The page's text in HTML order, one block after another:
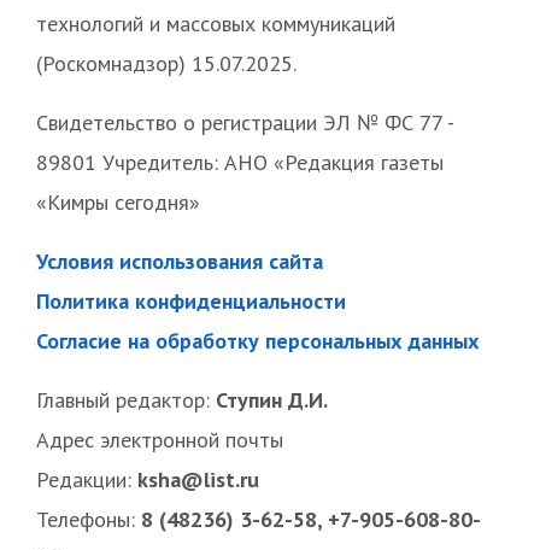
технологий и массовых коммуникаций
(Роскомнадзор) 15.07.2025.
Свидетельство о регистрации ЭЛ № ФС 77 -
89801 Учредитель: АНО «Редакция газеты
«Кимры сегодня»
Условия использования сайта
Политика конфиденциальности
Согласие на обработку персональных данных
Главный редактор: Ступин Д.И.
Адрес электронной почты
Редакции: ksha@list.ru
Телефоны: 8 (48236) 3-62-58, +7-905-608-80-